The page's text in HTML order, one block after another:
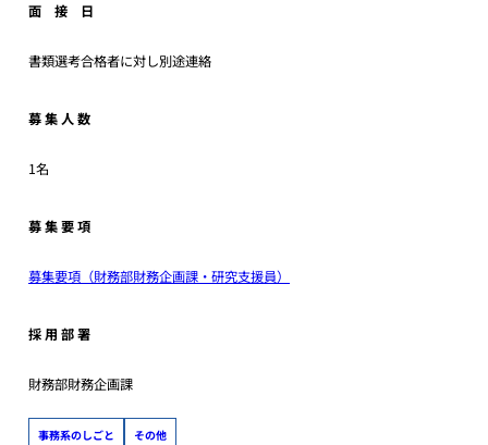
面 接 日
書類選考合格者に対し別途連絡
募 集 人 数
1名
募 集 要 項
募集要項（財務部財務企画課・研究支援員）
採 用 部 署
財務部財務企画課
事務系のしごと その他